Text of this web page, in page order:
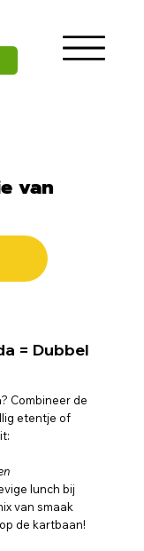
van
= Dubbel
Combineer de
etentje of
lunch bij
van smaak
de kartbaan!